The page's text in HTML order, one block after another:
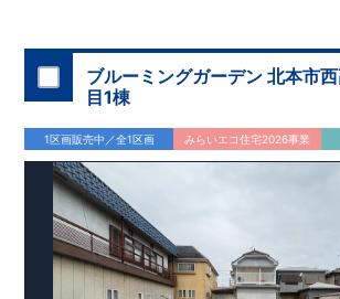
ブルーミングガーデン 北本市
目1棟
1区画販売中／全1区画 みらいエコ住宅2026事業